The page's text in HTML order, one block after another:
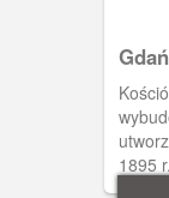
1895